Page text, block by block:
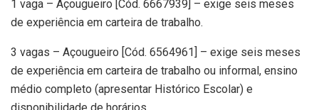
1 vaga – Açougueiro [Cód. 6667939] – exige seis meses
de experiência em carteira de trabalho.
3 vagas – Açougueiro [Cód. 6564961] – exige seis meses
de experiência em carteira de trabalho ou informal, ensino
médio completo (apresentar Histórico Escolar) e